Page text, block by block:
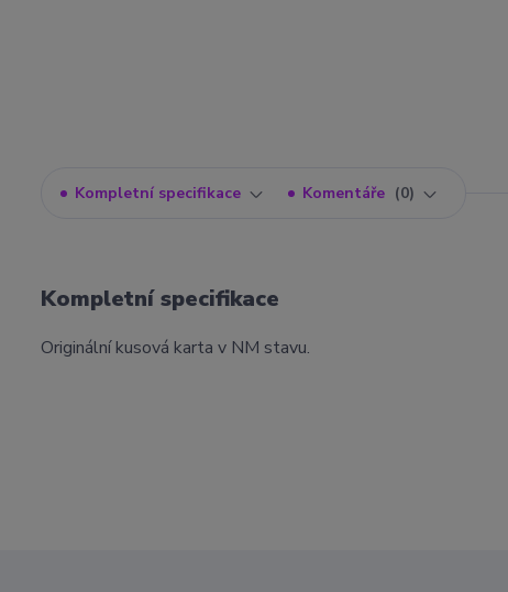
Kompletní specifikace Komentáře 0
Kompletní specifikace
Originální kusová karta v NM stavu.